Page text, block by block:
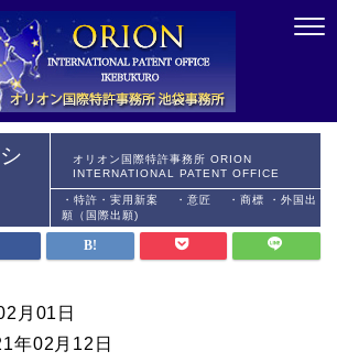
オリオン国際特許事務所 ORION
INTERNATIONAL PATENT OFFICE
・特許・実用新案 ・意匠 ・商標 ・外国出
願（国際出願)
月01日
年02月12日